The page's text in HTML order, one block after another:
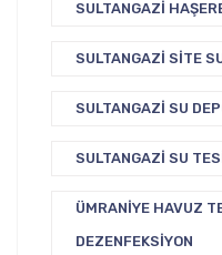
SULTANGAZI
SULTANGAZI SITE
SULTANGAZI SU
SULTANGAZI SU
ÜMRANIYE HAVUZ
DEZENFEKSIYON